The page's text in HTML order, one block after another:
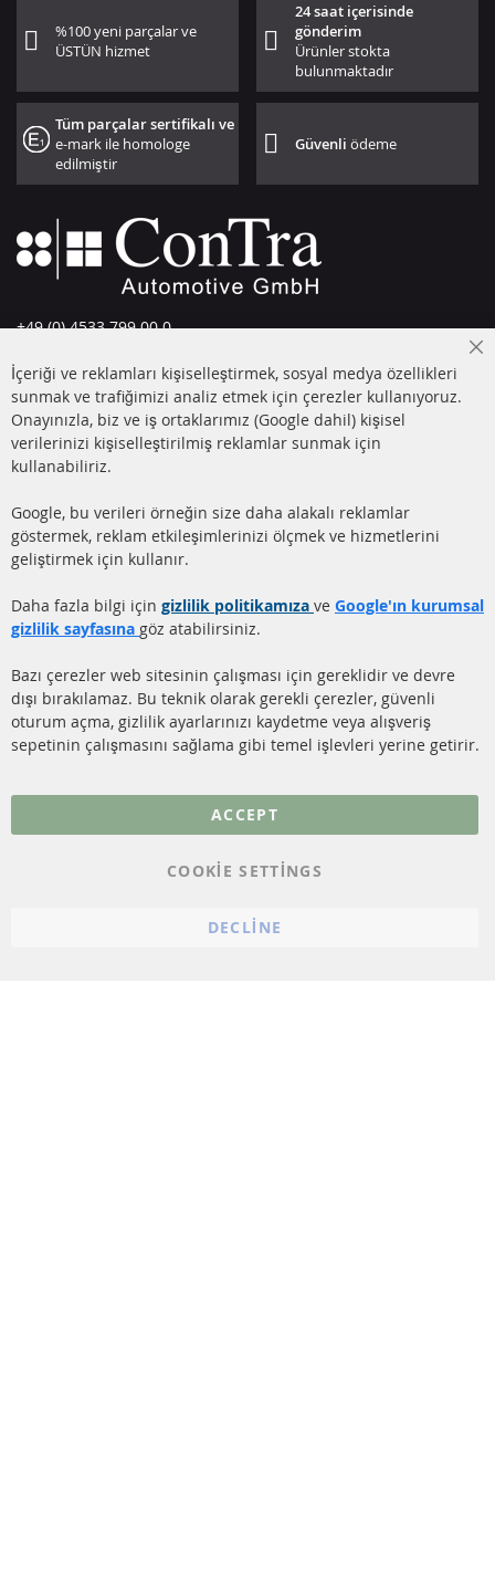
%100 yeni parçalar ve
ÜSTÜN hizmet
24 saat içerisinde
gönderim
Ürünler stokta
bulunmaktadır
Tüm parçalar sertifikalı ve
e-mark ile homologe
edilmiştir
Güvenliödeme
+49 (0) 4533 799 00 0
info@contra-automotive.de
facebook
instagram
HIZLI LİNKLER
(DPF)
DİZEL PARTİKÜL FİLTRESİ
KATALİZÖR (KAT)
SSS
MÜŞTERİ
Hakkımızda
Gönderim ücreti
Daha fazla link
Veri koruma
Genel Çalışma Koşulları
İçeriği ve reklamları kişiselleştirmek, sosyal medya özellikleri
sunmak ve trafiğimizi analiz etmek için çerezler kullanıyoruz.
Onayınızla, biz ve iş ortaklarımız (Google dahil) kişisel
verilerinizi kişiselleştirilmiş reklamlar sunmak için
kullanabiliriz.
Google, bu verileri örneğin size daha alakalı reklamlar
göstermek, reklam etkileşimlerinizi ölçmek ve hizmetlerini
geliştirmek için kullanır.
Daha fazla bilgi için gizlilik politikamıza ve Google'ın kurumsal
gizlilik sayfasına göz atabilirsiniz.
Bazı çerezler web sitesinin çalışması için gereklidir ve devre
dışı bırakılamaz. Bu teknik olarak gerekli çerezler, güvenli
oturum açma, gizlilik ayarlarınızı kaydetme veya alışveriş
sepetinin çalışmasını sağlama gibi temel işlevleri yerine getirir.
ACCEPT
COOKIE SETTINGS
DECLINE